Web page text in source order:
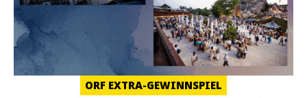
ORF EXTRA-GEWINNSPIEL